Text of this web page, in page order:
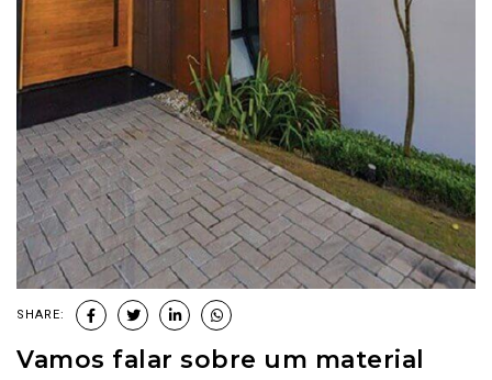
SHARE:
Vamos falar sobre um material